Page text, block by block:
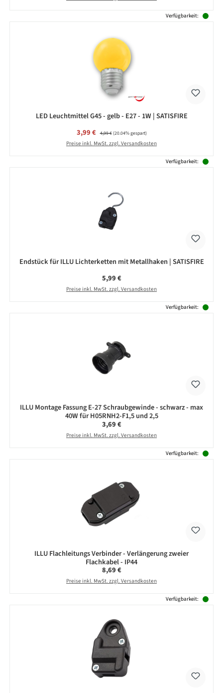
Verfügbarkeit:
LED Leuchtmittel G45 - gelb - E27 - 1W | SATISFIRE
Verkaufspreis:
3,99 € Regulärer Preis:
4,99 €(20.04% gespart)
Preise inkl. MwSt. zzgl. Versandkosten
Verfügbarkeit:
Endstück für ILLU Lichterketten mit Metallhaken | SATISFIRE
Regulärer Preis:
5,99 €
Preise inkl. MwSt. zzgl. Versandkosten
Verfügbarkeit:
ILLU Montage Fassung E-27 Schraubgewinde - schwarz - max
40W für H05RNH2-F1,5 und 2,5
Regulärer Preis:
3,69 €
Preise inkl. MwSt. zzgl. Versandkosten
Verfügbarkeit:
ILLU Flachleitungs Verbinder - Verlängerung zweier
Flachkabel - IP44
Regulärer Preis:
8,69 €
Preise inkl. MwSt. zzgl. Versandkosten
Verfügbarkeit: